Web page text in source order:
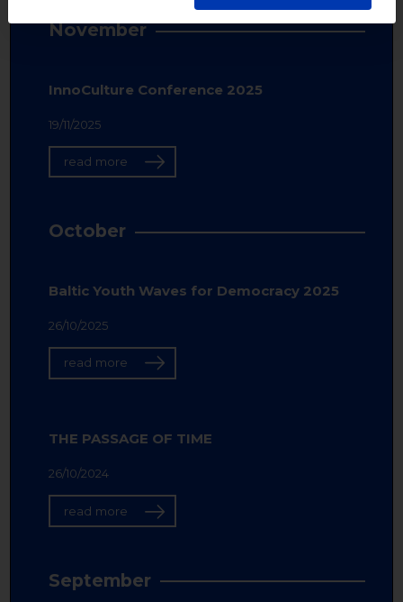
November
InnoCulture Conference 2025
19/11/2025
read more
October
Baltic Youth Waves for Democracy 2025
26/10/2025
read more
THE PASSAGE OF TIME
26/10/2024
read more
September